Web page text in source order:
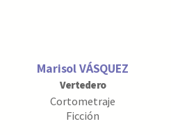
Marisol VÁSQUEZ
Vertedero
Cortometraje
Ficción